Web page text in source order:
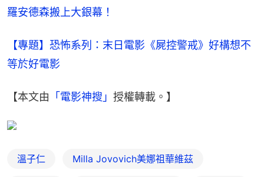
羅安德森搬上大銀幕！
【專題】恐怖系列：末日電影《屍控警戒》好構想不
等於好電影
【本文由 「電影神搜」 授權轉載。】
溫子仁 Milla Jovovich美娜祖華維茲